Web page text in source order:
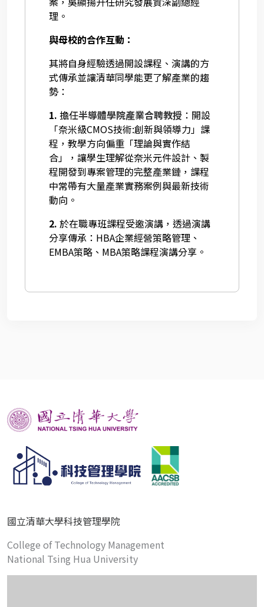
理。
與母校的合作互動：
其將自身經驗透過開設課程、演講的方
式傳承並讓清華同學能更了解產業的趨
勢：
1. 擔任半導體學院產業合聘教授 ：開設
「奈米級CMOS技術:創新與領導力」課
程，教學方向偏重「理論與實作結
合」，讓學生理解從奈米元件設計、製
程開發到專案管理的完整產業鏈，課程
中常帶有大量產業實務案例與最新技術
動向。
2. 於在職專班課程受邀演講，透過演講
分享傳承：HBA企業經營策略管理、
EMBA策略、MBA策略課程演講分享。
國立清華大學科技管理學院
College of Technology Management
National Tsing Hua University